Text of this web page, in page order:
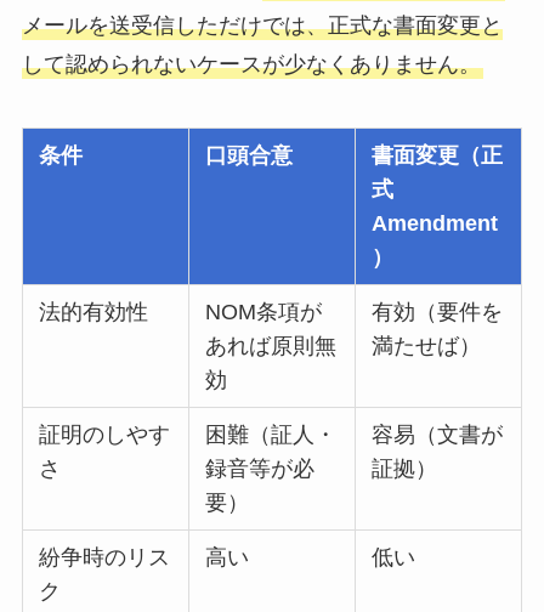
メールを送受信しただけでは、正式な書面変更と
して認められないケースが少なくありません。
条件 口頭合意
書面変更（正
式
Amendment
）
法的有効性
NOM条項が
あれば原則無
効
有効（要件を
満たせば）
証明のしやす
さ
困難（証人・
録音等が必
要）
容易（文書が
証拠）
紛争時のリス
ク
高い 低い